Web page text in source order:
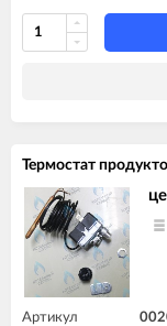
Термостат
Артикул